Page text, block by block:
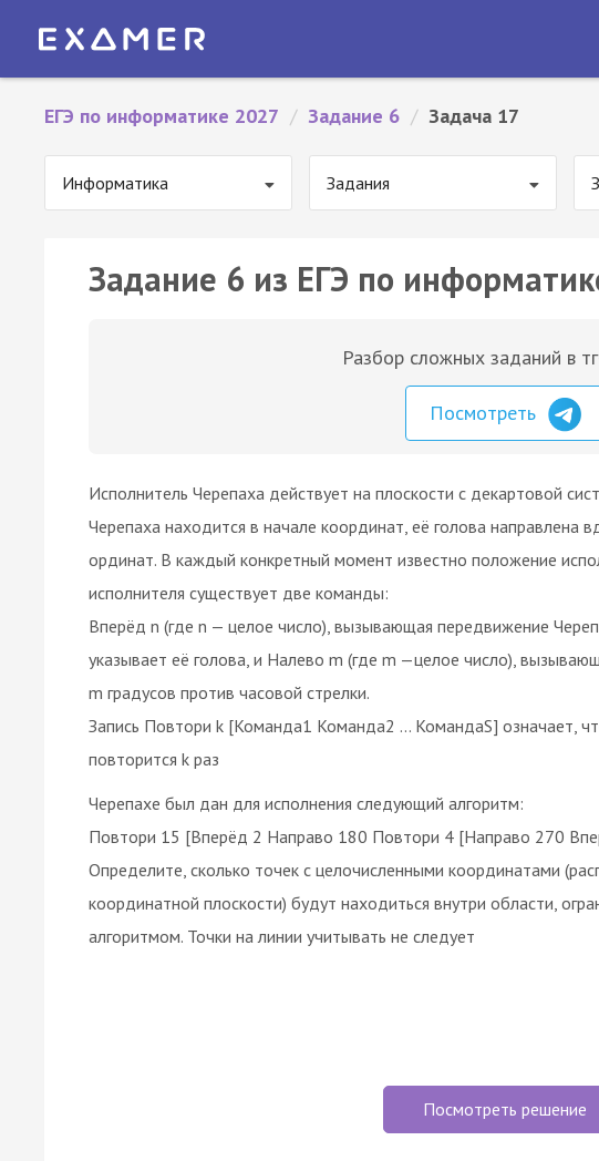
ЕГЭ по информатике 2027 / Задание 6 / Задача 17
Информатика Задания
Задание 6 из ЕГЭ по
Разбор сложных заданий в
Посмотреть
Исполнитель Черепаха действует на плоскости с декартовой
Черепаха находится в начале координат, её голова направлена
ординат. В каждый конкретный момент известно положение
исполнителя существует две команды:
Вперёд n (где n — целое число), вызывающая передвижение
указывает её голова, и Налево m (где m —целое число),
m градусов против часовой стрелки.
Запись Повтори k [Команда1 Команда2 ... КомандаS] означает,
повторится k раз
Черепахе был дан для исполнения следующий алгоритм:
Повтори 15 [Вперёд 2 Направо 180 Повтори 4 [Направо 270
Определите, сколько точек с целочисленными координатами
координатной плоскости) будут находиться внутри области,
алгоритмом. Точки на линии учитывать не следует
Посмотреть решение